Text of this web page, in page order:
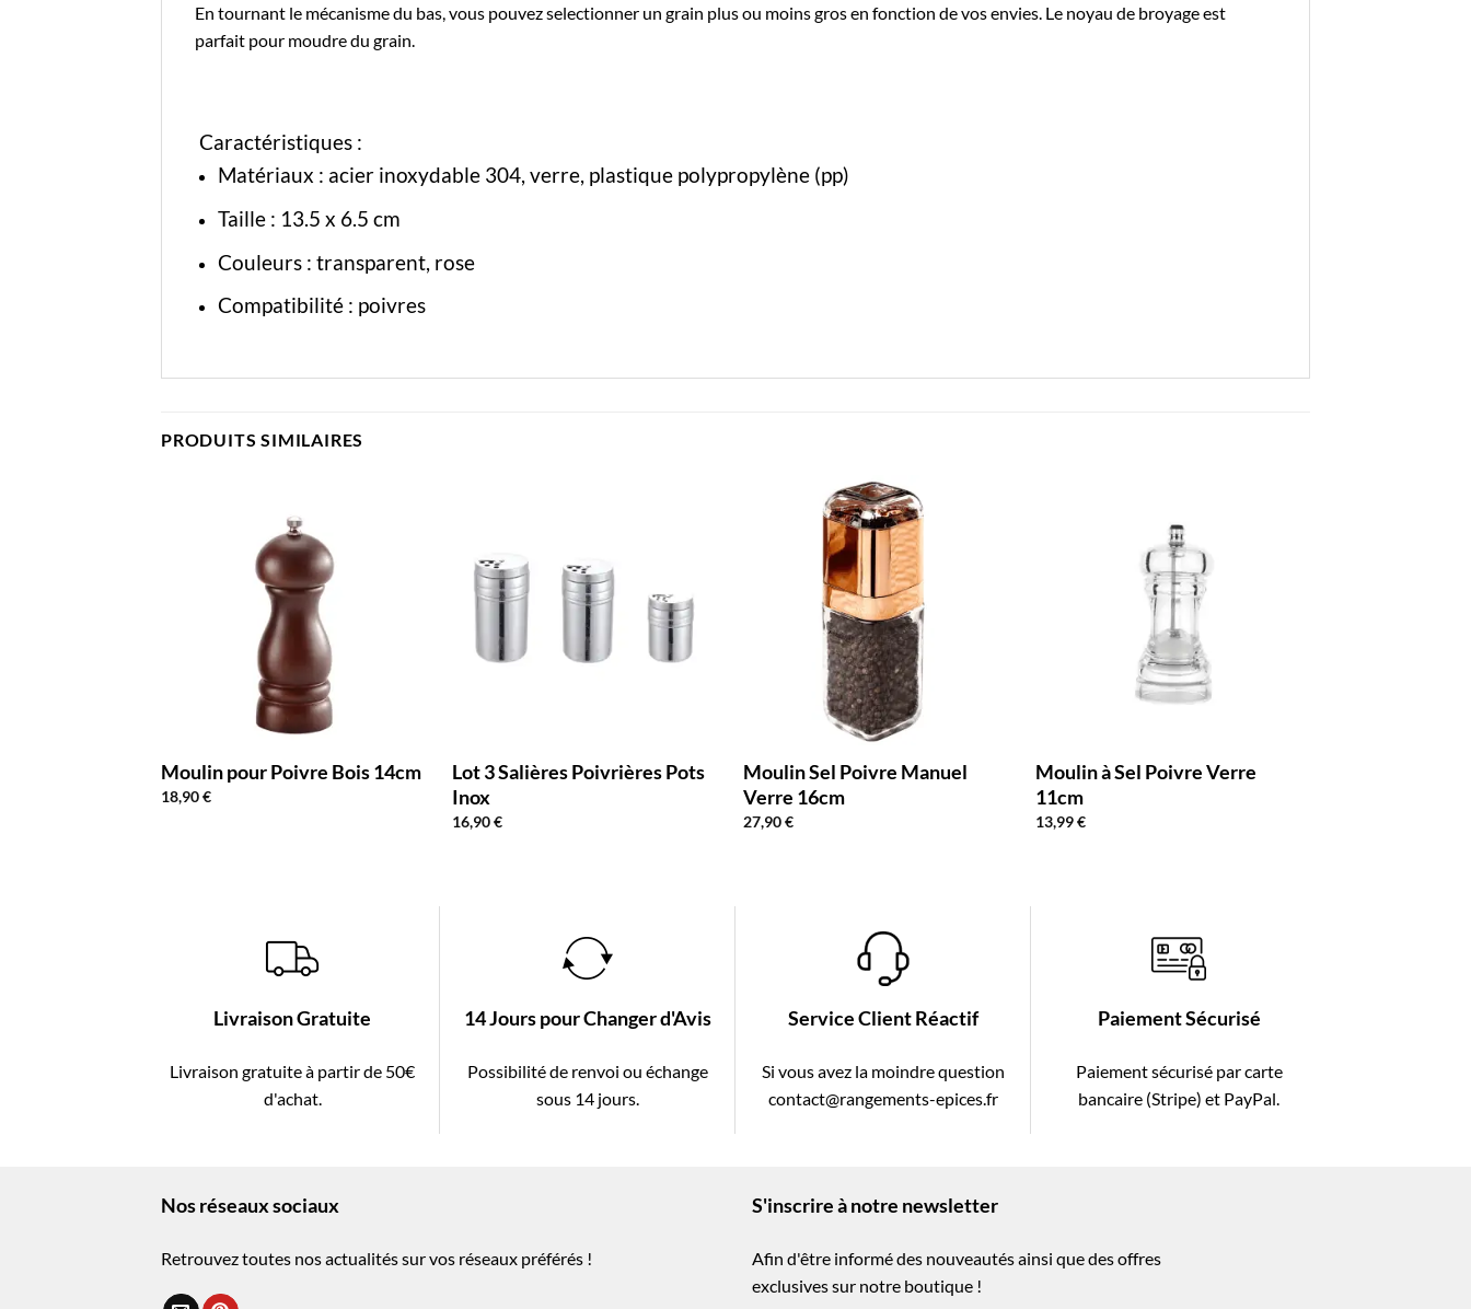
En tournant le mécanisme du bas, vous pouvez selectionner un grain plus ou moins gros en fonction de vos envies. Le noyau de broyage est
parfait pour moudre du grain.
Caractéristiques :
Matériaux : acier inoxydable 304, verre, plastique polypropylène (pp)
Taille : 13.5 x 6.5 cm
Couleurs : transparent, rose
Compatibilité : poivres
PRODUITS SIMILAIRES
Moulin pour Poivre Bois 14cm
18,90€
Lot 3 Salières Poivrières Pots
Inox
16,90€
Moulin Sel Poivre Manuel
Verre 16cm
27,90€
Moulin à Sel Poivre Verre
11cm
13,99€
Livraison Gratuite
Livraison gratuite à partir de 50€
d'achat.
14 Jours pour Changer d'Avis
Possibilité de renvoi ou échange
sous 14 jours.
Service Client Réactif
Si vous avez la moindre question
contact@rangements-epices.fr
Paiement Sécurisé
Paiement sécurisé par carte
bancaire (Stripe) et PayPal.
Nos réseaux sociaux
Retrouvez toutes nos actualités sur vos réseaux préférés !
S'inscrire à notre newsletter
Afin d'être informé des nouveautés ainsi que des offres
exclusives sur notre boutique !